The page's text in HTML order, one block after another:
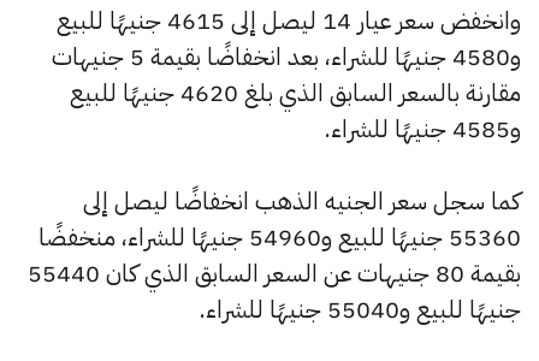
وانخفض سعر عيار 14 ليصل إلى 4615 جنيهًا للبيع
و4580 جنيهًا للشراء، بعد انخفاضًا بقيمة 5 جنيهات
مقارنة بالسعر السابق الذي بلغ 4620 جنيهًا للبيع
و4585 جنيهًا للشراء.
كما سجل سعر الجنيه الذهب انخفاضًا ليصل إلى
55360 جنيهًا للبيع و54960 جنيهًا للشراء، منخفضًا
بقيمة 80 جنيهات عن السعر السابق الذي كان 55440
جنيهًا للبيع و55040 جنيهًا للشراء.